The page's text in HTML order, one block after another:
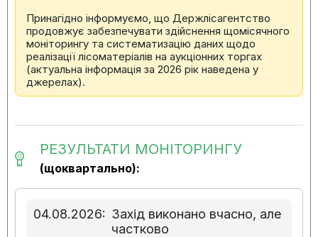
Принагідно інформуємо, що Держлісагентство
продовжує забезпечувати здійснення щомісячного
моніторингу та систематизацію даних щодо
реалізації лісоматеріалів на аукціонних торгах
(актуальна інформація за 2026 рік наведена у
джерелах).
РЕЗУЛЬТАТИ МОНІТОРИНГУ
(щоквартально):
04.08.2026: Захід виконано вчасно, але
частково